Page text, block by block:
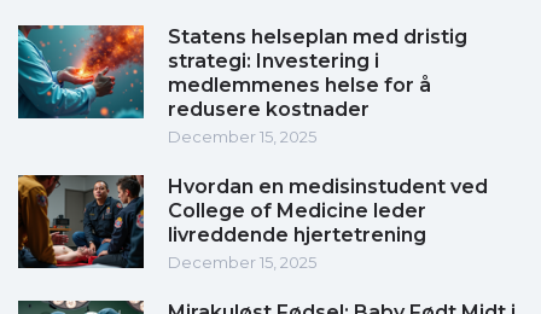
Statens helseplan med dristig
strategi: Investering i
medlemmenes helse for å
redusere kostnader
December 15, 2025
Hvordan en medisinstudent ved
College of Medicine leder
livreddende hjertetrening
December 15, 2025